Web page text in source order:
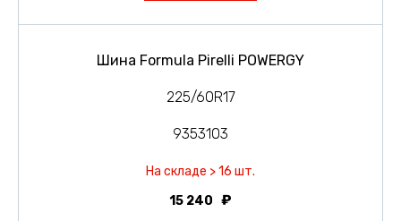
Шина Formula Pirelli POWERGY
225/60R17
9353103
На складе > 16 шт.
15 240